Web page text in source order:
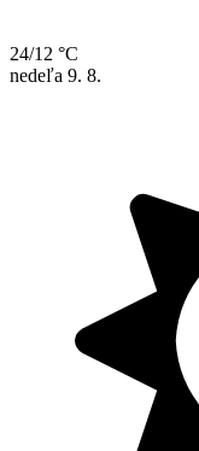
24/12 °C
nedeľa 9. 8.